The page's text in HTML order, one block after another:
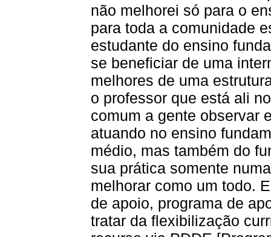
não melhorei só para o
para toda a comunidade
estudante do ensino
se beneficiar de uma
melhores de uma
o professor que está ali
comum a gente observar
atuando no ensino
médio, mas também do
sua prática somente
melhorar como um todo.
de apoio, programa de
tratar da flexibilização